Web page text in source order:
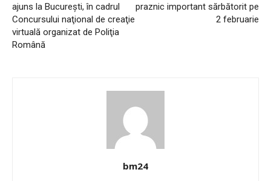
ajuns la Bucureşti, în cadrul
Concursului naţional de creaţie
virtuală organizat de Poliţia
Română
praznic important sărbătorit pe
2 februarie
bm24